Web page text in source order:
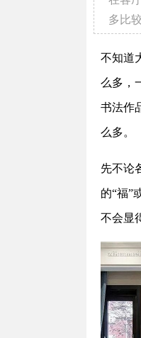
多比
不知道
么多，
书法作
么多。
先不论
的“福”
不会显